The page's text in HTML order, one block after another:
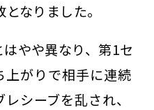
なりました。
やや異なり、 第1セ
上がりで相手に連続
シーブを乱され、